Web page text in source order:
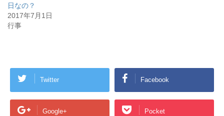
日なの？
2017年7月1日
行事
Twitter Facebook
Google+ Pocket